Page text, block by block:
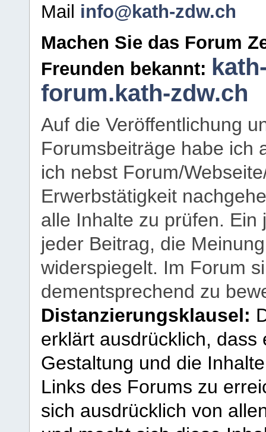
Mail info@kath-zdw.ch
Machen Sie das Forum
Freunden bekannt:
forum.kath-zdw.ch
Auf die Veröffentlichung
Forumsbeiträge habe ich
ich nebst Forum/
Erwerbstätigkeit
alle Inhalte zu prüfen.
jeder Beitrag, die
widerspiegelt. Im Forum
dementsprechend zu
Distanzierungsklausel:
erklärt ausdrücklich,
Gestaltung und die
Links des Forums zu
sich ausdrücklich von